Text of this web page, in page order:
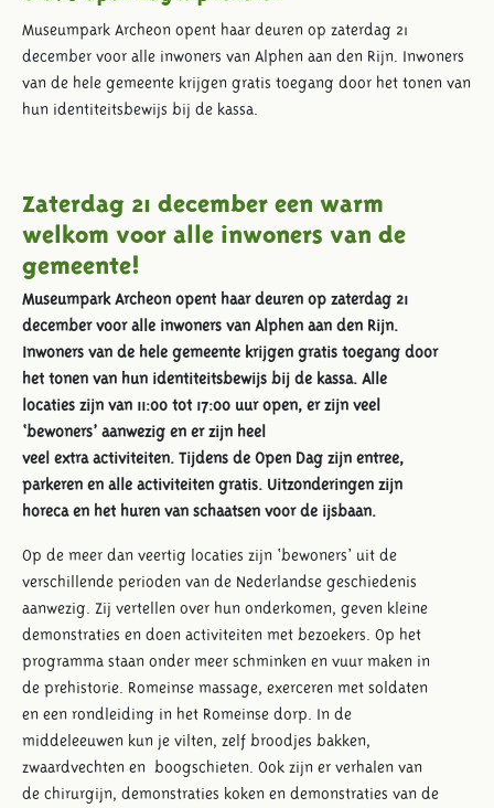
Museumpark Archeon opent haar deuren op zaterdag 21
december voor alle inwoners van Alphen aan den Rijn. Inwoners
van de hele gemeente krijgen gratis toegang door het tonen van
hun identiteitsbewijs bij de kassa.
Zaterdag 21 december een warm
welkom voor alle inwoners van de
gemeente!
Museumpark Archeon opent haar deuren op zaterdag 21
december voor alle inwoners van Alphen aan den Rijn.
Inwoners van de hele gemeente krijgen gratis toegang door
het tonen van hun identiteitsbewijs bij de kassa. Alle
locaties zijn van 11:00 tot 17:00 uur open, er zijn veel
‘bewoners’ aanwezig en er zijn heel
veel extra activiteiten. Tijdens de Open Dag zijn entree,
parkeren en alle activiteiten gratis. Uitzonderingen zijn
horeca en het huren van schaatsen voor de ijsbaan.
Op de meer dan veertig locaties zijn ‘bewoners’ uit de
verschillende perioden van de Nederlandse geschiedenis
aanwezig. Zij vertellen over hun onderkomen, geven kleine
demonstraties en doen activiteiten met bezoekers. Op het
programma staan onder meer schminken en vuur maken in
de prehistorie. Romeinse massage, exerceren met soldaten
en een rondleiding in het Romeinse dorp. In de
middeleeuwen kun je vilten, zelf broodjes bakken,
zwaardvechten en boogschieten. Ook zijn er verhalen van
de chirurgijn, demonstraties koken en demonstraties van de